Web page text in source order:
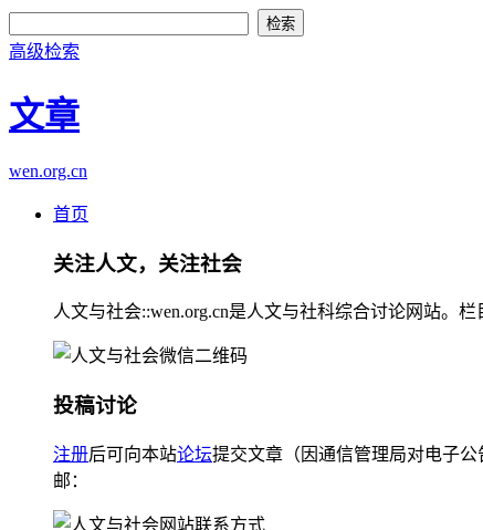
高级检索
文章
wen.org.cn
首页
关注人文，关注社会
人文与社会::wen.org.cn是人文与社科综合讨论网站。
投稿讨论
注册后可向本站论坛提交文章（因通信管理局对电子
邮：